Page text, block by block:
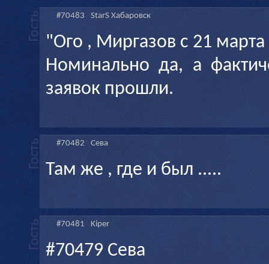
#70483 StarS Хабаровск
"Ого , Миргазов с 21
Номинально да, а
заявок прошли.
#70482 Сева
Там же , где и был .....
#70481 Kiper
#70479 Сева